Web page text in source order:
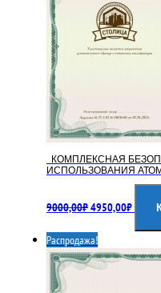
КОМПЛЕКСНАЯ
ИСПОЛЬЗОВАНИЯ
9000,00₽цена
9000,00₽.
4950,00₽цена:
Распродажа!